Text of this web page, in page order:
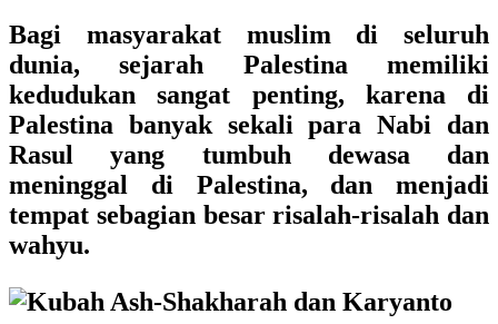
Bagi masyarakat muslim di seluruh
dunia, sejarah Palestina memiliki
kedudukan sangat penting, karena di
Palestina banyak sekali para Nabi dan
Rasul yang tumbuh dewasa dan
meninggal di Palestina, dan menjadi
tempat sebagian besar risalah-risalah dan
wahyu.